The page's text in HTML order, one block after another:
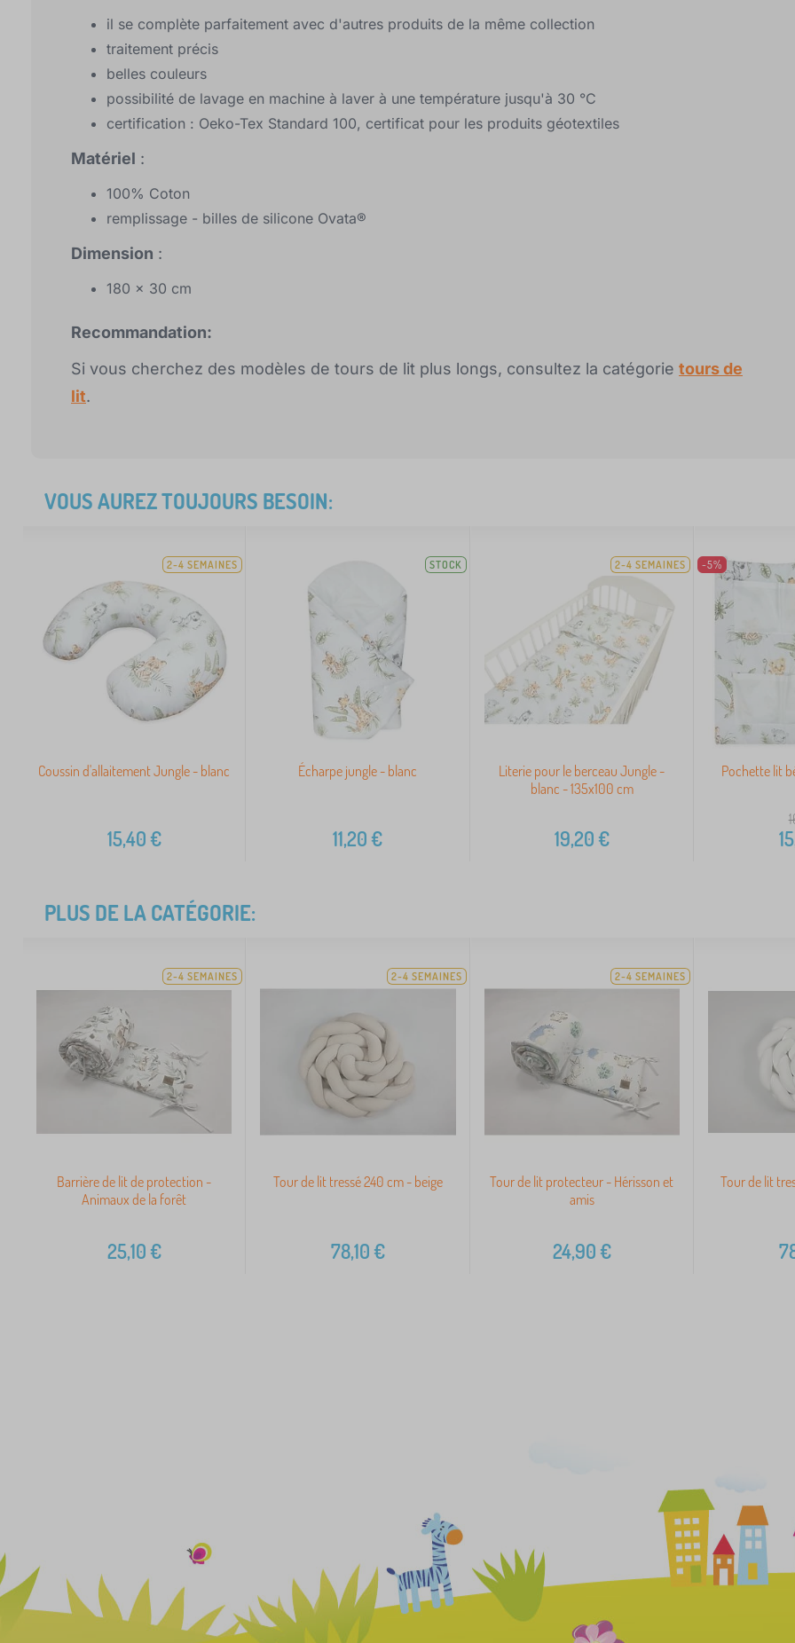
il se complète parfaitement avec d'autres produits de la même collection
traitement précis
belles couleurs
possibilité de lavage en machine à laver à une température jusqu'à 30 °C
certification : Oeko-Tex Standard 100, certificat pour les produits géotextiles
Matériel :
100% Coton
remplissage - billes de silicone Ovata®
Dimension :
180 x 30 cm
Recommandation:
Si vous cherchez des modèles de tours de lit plus longs, consultez la catégorie tours de
lit.
VOUS AUREZ TOUJOURS BESOIN:
2-4 SEMAINES
Coussin d'allaitement Jungle - blanc
15,40€
STOCK
Écharpe jungle - blanc
11,20€
2-4 SEMAINES
Literie pour le berceau Jungle -
blanc - 135x100 cm
19,20€
-5%
Pochette lit
PLUS DE LA CATÉGORIE:
2-4 SEMAINES
Barrière de lit de protection -
Animaux de la forêt
25,10€
2-4 SEMAINES
Tour de lit tressé 240 cm - beige
78,10€
2-4 SEMAINES
Tour de lit protecteur - Hérisson et
amis
24,90€
Tour de lit